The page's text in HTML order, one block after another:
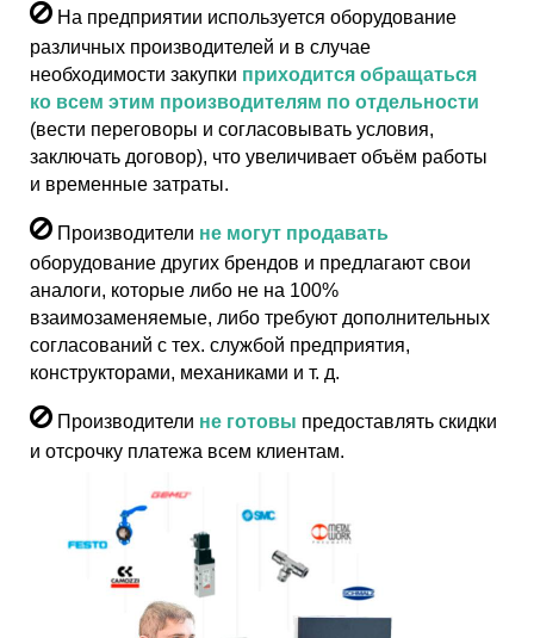
На предприятии используется оборудование
различных производителей и в случае
необходимости закупки приходится обращаться
ко всем этим производителям по отдельности
(вести переговоры и согласовывать условия,
заключать договор), что увеличивает объём работы
и временные затраты.
Производители не могут продавать
оборудование других брендов и предлагают свои
аналоги, которые либо не на 100%
взаимозаменяемые, либо требуют дополнительных
согласований с тех. службой предприятия,
конструкторами, механиками и т. д.
Производители не готовы предоставлять скидки
и отсрочку платежа всем клиентам.